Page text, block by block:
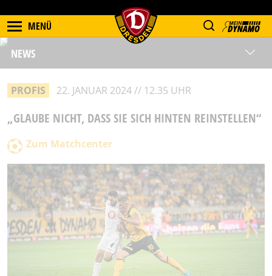
MENÜ
NEWS
PROFIS 22. JANUAR 2024 // 12.35 UHR
„GLAUBE NICHT, DASS SIE SICH HINTEN REINSTELLEN“
Zum Matchcenter